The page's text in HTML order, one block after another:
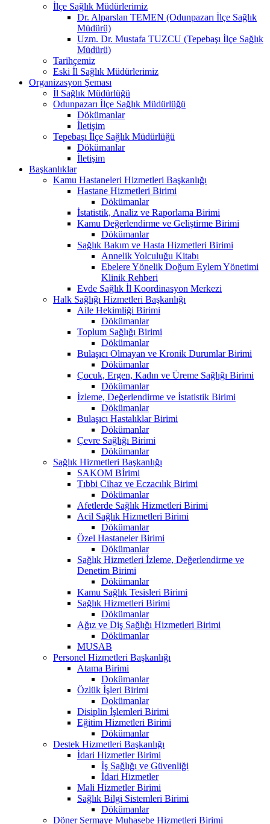
İlçe Sağlık Müdürlerimiz
Dr. Alparslan TEMEN (Odunpazarı İlçe Sağlık
Müdürü)
Uzm. Dr. Mustafa TUZCU (Tepebaşı İlçe Sağlık
Müdürü)
Tarihçemiz
Eski İl Sağlık Müdürlerimiz
Organizasyon Şeması
İl Sağlık Müdürlüğü
Odunpazarı İlçe Sağlık Müdürlüğü
Dökümanlar
İletişim
Tepebaşı İlçe Sağlık Müdürlüğü
Dökümanlar
İletişim
Başkanlıklar
Kamu Hastaneleri Hizmetleri Başkanlığı
Hastane Hizmetleri Birimi
Dökümanlar
İstatistik, Analiz ve Raporlama Birimi
Kamu Değerlendirme ve Geliştirme Birimi
Dökümanlar
Sağlık Bakım ve Hasta Hizmetleri Birimi
Annelik Yolculuğu Kitabı
Ebelere Yönelik Doğum Eylem Yönetimi
Klinik Rehberi
Evde Sağlık İl Koordinasyon Merkezi
Halk Sağlığı Hizmetleri Başkanlığı
Aile Hekimliği Birimi
Dökümanlar
Toplum Sağlığı Birimi
Dökümanlar
Bulaşıcı Olmayan ve Kronik Durumlar Birimi
Dökümanlar
Çocuk, Ergen, Kadın ve Üreme Sağlığı Birimi
Dökümanlar
İzleme, Değerlendirme ve İstatistik Birimi
Dökümanlar
Bulaşıcı Hastalıklar Birimi
Dökümanlar
Çevre Sağlığı Birimi
Dökümanlar
Sağlık Hizmetleri Başkanlığı
SAKOM Bİrimi
Tıbbi Cihaz ve Eczacılık Birimi
Dökümanlar
Afetlerde Sağlık Hizmetleri Birimi
Acil Sağlık Hizmetleri Birimi
Dökümanlar
Özel Hastaneler Birimi
Dökümanlar
Sağlık Hizmetleri İzleme, Değerlendirme ve
Denetim Birimi
Dökümanlar
Kamu Sağlık Tesisleri Birimi
Sağlık Hizmetleri Birimi
Dökümanlar
Ağız ve Diş Sağlığı Hizmetleri Birimi
Dökümanlar
MUSAB
Personel Hizmetleri Başkanlığı
Atama Birimi
Dokümanlar
Özlük İşleri Birimi
Dokümanlar
Disiplin İşlemleri Birimi
Eğitim Hizmetleri Birimi
Dökümanlar
Destek Hizmetleri Başkanlığı
İdari Hizmetler Birimi
İş Sağlığı ve Güvenliği
İdari Hizmetler
Mali Hizmetler Birimi
Sağlık Bilgi Sistemleri Birimi
Dökümanlar
Döner Sermaye Muhasebe Hizmetleri Birimi